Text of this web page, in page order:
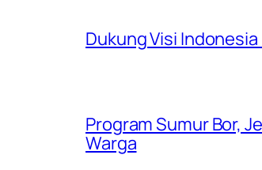
Dukung Visi
Program Sumur Bor,
Warga